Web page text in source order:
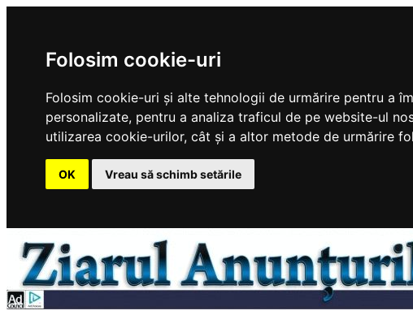
Folosim cookie-uri
Folosim cookie-uri și alte tehnologii de urmărire pentru a
personalizate, pentru a analiza traficul de pe website-ul
utilizarea cookie-urilor, cât și a altor metode de urmărire
OK Vreau să schimb setările